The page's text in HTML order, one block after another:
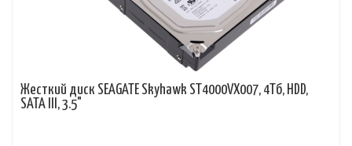
Жесткий диск SEAGATE Skyhawk ST4000VX007, 4Тб, HDD,
SATA III, 3.5"